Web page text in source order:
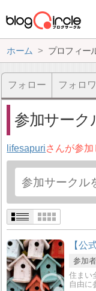
ホーム プロフィー
フォロー フォロ
参加サーク
lifesapuriさんが参加
【公
参加者
住まい
自由に